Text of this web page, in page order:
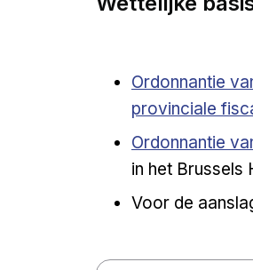
Open a new
Ordonnantie
provinciale
Open a new
Ordonnantie
in het Brussels
Voor de